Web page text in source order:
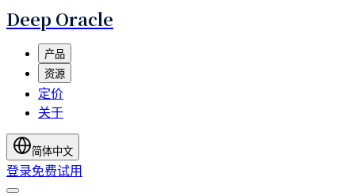
Deep Oracle
产品
资源
定价
关于
简体中文
登录免费试用